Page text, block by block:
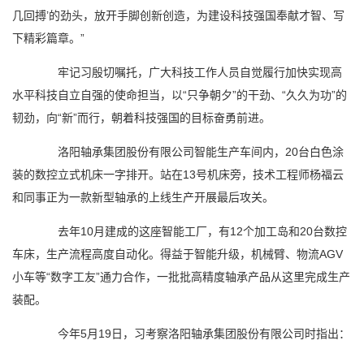
几回搏’的劲头，放开手脚创新创造，为建设科技强国奉献才智、写
下精彩篇章。”
牢记习殷切嘱托，广大科技工作人员自觉履行加快实现高
水平科技自立自强的使命担当，以“只争朝夕”的干劲、“久久为功”的
韧劲，向“新”而行，朝着科技强国的目标奋勇前进。
洛阳轴承集团股份有限公司智能生产车间内，20台白色涂
装的数控立式机床一字排开。站在13号机床旁，技术工程师杨福云
和同事正为一款新型轴承的上线生产开展最后攻关。
去年10月建成的这座智能工厂，有12个加工岛和20台数控
车床，生产流程高度自动化。得益于智能升级，机械臂、物流AGV
小车等“数字工友”通力合作，一批批高精度轴承产品从这里完成生产
装配。
今年5月19日，习考察洛阳轴承集团股份有限公司时指出：